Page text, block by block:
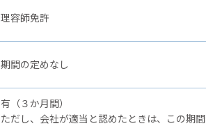
理容師免許
期間の定めなし
有（３か月間）
ただし、会社が適当と認めたときは、この期